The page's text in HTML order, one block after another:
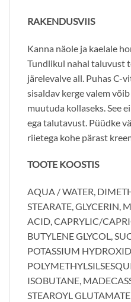
RAKENDUSVIIS
Kanna näole ja kaelale
Tundlikul nahal taluvust
järelevalve all. Puhas C-
sisaldav kerge valem
muutuda kollaseks. See
ega talutavust. Püüdke
riietega kohe pärast
TOOTE KOOSTIS
AQUA / WATER,
STEARATE, GLYCERIN,
ACID, CAPRYLIC/
BUTYLENE GLYCOL,
POTASSIUM
ISOBUTANE,
STEAROYL